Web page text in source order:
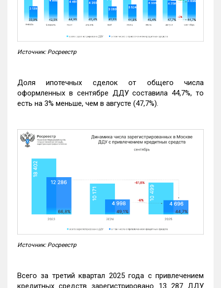
Источник: Росреестр
Доля ипотечных сделок от общего числа
оформленных в сентябре ДДУ составила 44,7%, то
есть на 3% меньше, чем в августе (47,7%).
Источник: Росреестр
Всего за третий квартал 2025 года с привлечением
кредитных средств зарегистрировано 13 287 ДДУ